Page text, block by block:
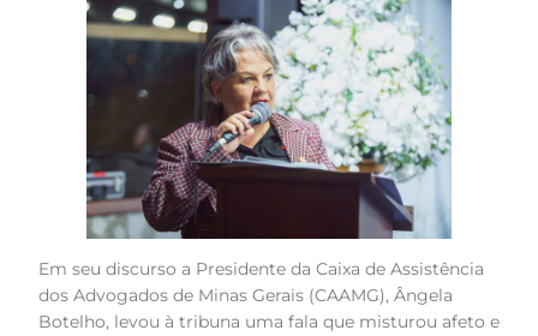
Em seu discurso a Presidente da Caixa de Assistência
dos Advogados de Minas Gerais (CAAMG), Ângela
Botelho, levou à tribuna uma fala que misturou afeto e